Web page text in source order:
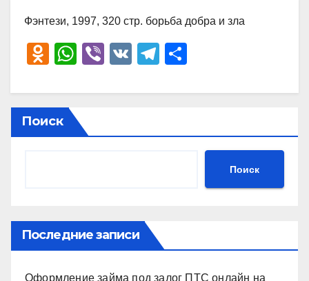
Фэнтези, 1997, 320 стр. борьба добра и зла
O
n
o
kl
ki
W
at
s
A
Vi
er
V
T
e
a
р
в
ть
Поиск
Поиск
Последние записи
Оформление займа под залог ПТС онлайн на